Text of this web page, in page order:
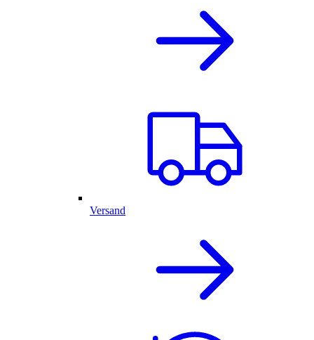
Versand